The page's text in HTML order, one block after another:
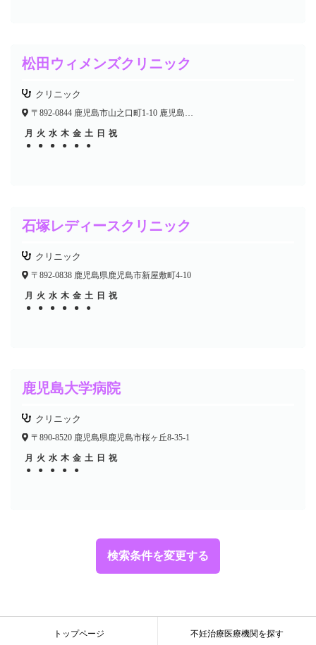
検索条件を変更する
松田ウィメンズクリニック
クリニック
〒892-0844 鹿児島市山之口町1-10 鹿児島中央ビル3F
月 火 水 木 金 土 日 祝
●
● ● ● ● ●
● ● ● ●
石塚レディースクリニック
クリニック
〒892-0838 鹿児島県鹿児島市新屋敷町4-10
月 火 水 木 金 土 日 祝
●
● ● ● ● ●
● ● ● ● ●
鹿児島大学病院
クリニック
〒890-8520 鹿児島県鹿児島市桜ヶ丘8-35-1
月 火 水 木 金 土 日 祝
●
● ● ● ●
トップページ 不妊治療医療機関を探す